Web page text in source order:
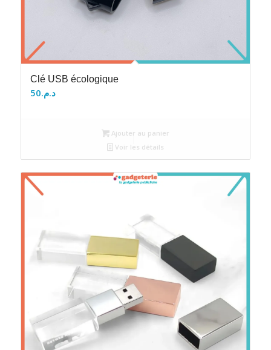
Clé USB écologique
د.م.50
Ajouter au panier
Voir les détails